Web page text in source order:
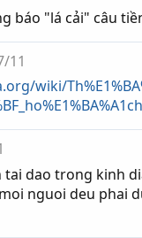
báo "lá cải" câu
11
wiki/
tai dao trong kinh
nguoi deu phai